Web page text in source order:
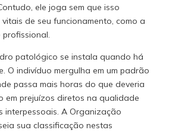
ele joga sem que isso
de seu funcionamento, como a
patológico se instala quando há
O indivíduo mergulha em um padrão
passa mais horas do que deveria
em prejuízos diretos na qualidade
interpessoais. A Organização
sua classificação nestas